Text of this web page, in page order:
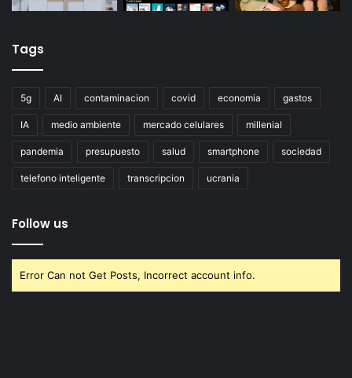
Tags
5g AI contaminacion covid economia gastos
IA medio ambiente mercado celulares millenial
pandemia presupuesto salud smartphone sociedad
telefono inteligente transcripcion ucrania
Follow us
Error Can not Get Posts, Incorrect account info.